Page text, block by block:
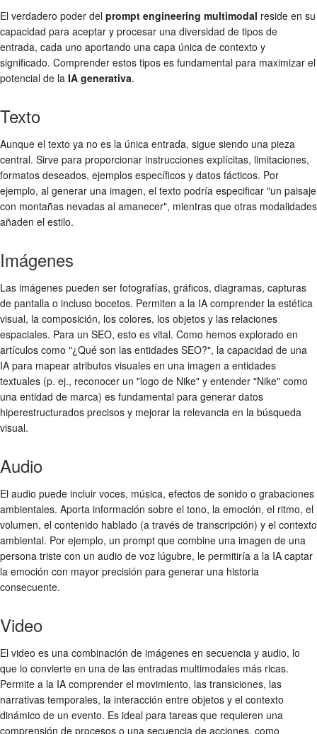
El verdadero poder del prompt engineering multimodal reside en su
capacidad para aceptar y procesar una diversidad de tipos de
entrada, cada uno aportando una capa única de contexto y
significado. Comprender estos tipos es fundamental para maximizar el
potencial de la IA generativa.
Texto
Aunque el texto ya no es la única entrada, sigue siendo una pieza
central. Sirve para proporcionar instrucciones explícitas, limitaciones,
formatos deseados, ejemplos específicos y datos fácticos. Por
ejemplo, al generar una imagen, el texto podría especificar "un paisaje
con montañas nevadas al amanecer", mientras que otras modalidades
añaden el estilo.
Imágenes
Las imágenes pueden ser fotografías, gráficos, diagramas, capturas
de pantalla o incluso bocetos. Permiten a la IA comprender la estética
visual, la composición, los colores, los objetos y las relaciones
espaciales. Para un SEO, esto es vital. Como hemos explorado en
artículos como "¿Qué son las entidades SEO?", la capacidad de una
IA para mapear atributos visuales en una imagen a entidades
textuales (p. ej., reconocer un "logo de Nike" y entender "Nike" como
una entidad de marca) es fundamental para generar datos
hiperestructurados precisos y mejorar la relevancia en la búsqueda
visual.
Audio
El audio puede incluir voces, música, efectos de sonido o grabaciones
ambientales. Aporta información sobre el tono, la emoción, el ritmo, el
volumen, el contenido hablado (a través de transcripción) y el contexto
ambiental. Por ejemplo, un prompt que combine una imagen de una
persona triste con un audio de voz lúgubre, le permitiría a la IA captar
la emoción con mayor precisión para generar una historia
consecuente.
Video
El video es una combinación de imágenes en secuencia y audio, lo
que lo convierte en una de las entradas multimodales más ricas.
Permite a la IA comprender el movimiento, las transiciones, las
narrativas temporales, la interacción entre objetos y el contexto
dinámico de un evento. Es ideal para tareas que requieren una
comprensión de procesos o una secuencia de acciones, como